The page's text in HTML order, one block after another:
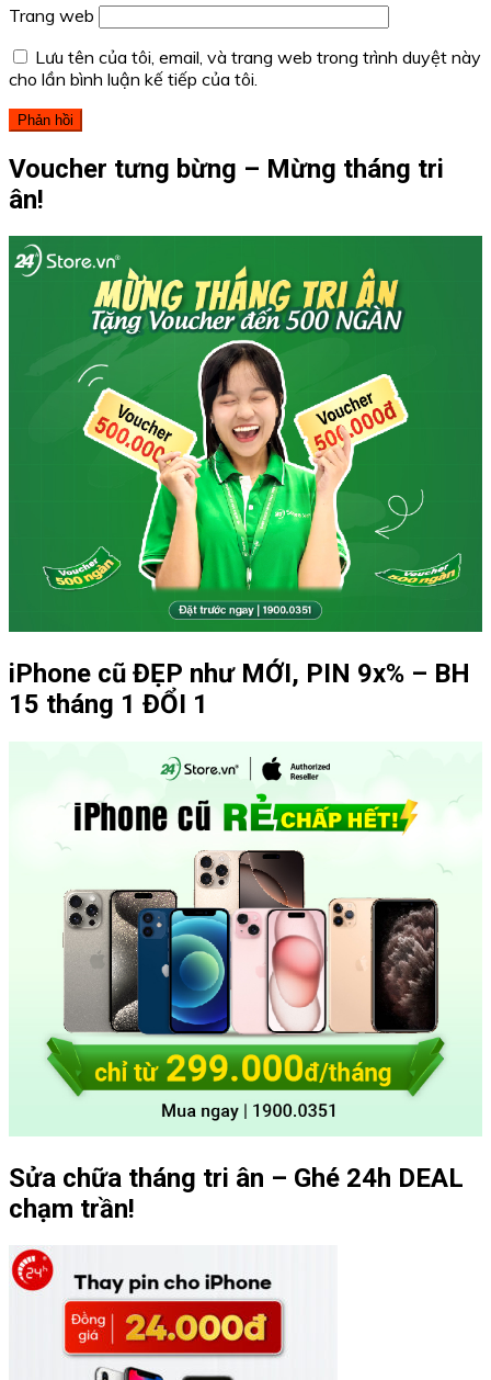
Trang web
Lưu tên của tôi, email, và trang web trong trình duyệt này
cho lần bình luận kế tiếp của tôi.
Voucher tưng bừng – Mừng tháng tri
ân!
iPhone cũ ĐẸP như MỚI, PIN 9x% – BH
15 tháng 1 ĐỔI 1
Sửa chữa tháng tri ân – Ghé 24h DEAL
chạm trần!